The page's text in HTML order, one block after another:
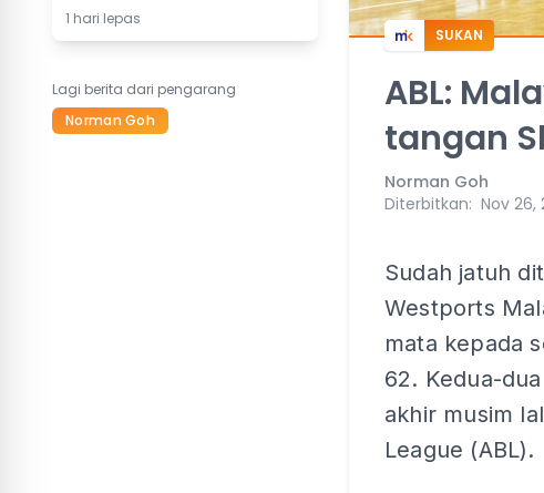
1 hari lepas
Lagi berita dari pengarang
Norman Goh
SUKAN
ABL:
tangan
Norman Goh
Diterbitkan: Nov 26,
Sudah jatuh
Westports
mata kepada
62. Kedua-
akhir musim
League (ABL).